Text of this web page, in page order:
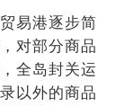
易港逐步简
对部分商品
全岛封关运
以外的商品